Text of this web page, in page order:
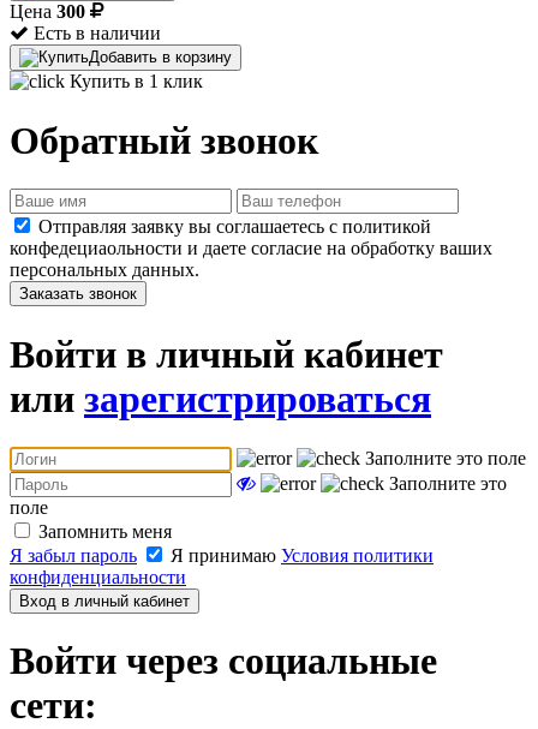
Цена 300
Есть в наличии
Добавить в корзину
Купить в 1 клик
Обратный звонок
Отправляя заявку вы соглашаетесь с политикой
конфедециаольности и даете согласие на обработку ваших
персональных данных.
Заказать звонок
Войти в личный кабинет
или зарегистрироваться
Заполните это поле
Заполните это
поле
Запомнить меня
Я забыл пароль
Я принимаю Условия политики
конфиденциальности
Вход в личный кабинет
Войти через социальные
сети: